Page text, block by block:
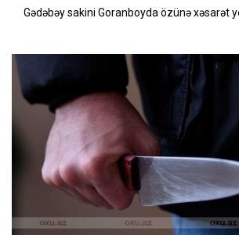
Gədəbəy sakini Goranboyda özünə xəsarət